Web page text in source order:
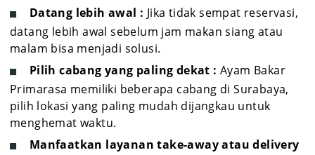
Datang lebih awal : Jika tidak sempat reservasi,
datang lebih awal sebelum jam makan siang atau
malam bisa menjadi solusi.
Pilih cabang yang paling dekat : Ayam Bakar
Primarasa memiliki beberapa cabang di Surabaya,
pilih lokasi yang paling mudah dijangkau untuk
menghemat waktu.
Manfaatkan layanan take-away atau delivery